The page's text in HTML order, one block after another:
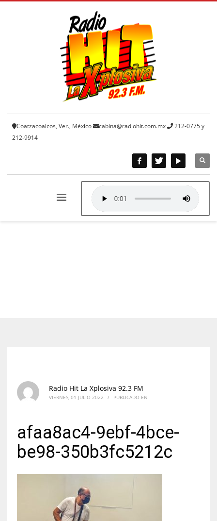
Coatzacoalcos, Ver., México cabina@radiohit.com.mx
212-0775 y
212-9914
Radio Hit La Xplosiva 92.3 FM
VIERNES, 01 JULIO 2022 / PUBLICADO EN
afaa8ac4-9ebf-4bce-
be98-350b3fc5212c